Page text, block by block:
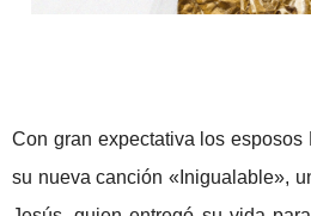
Con gran expectativa los esposos
su nueva canción «Inigualable»,